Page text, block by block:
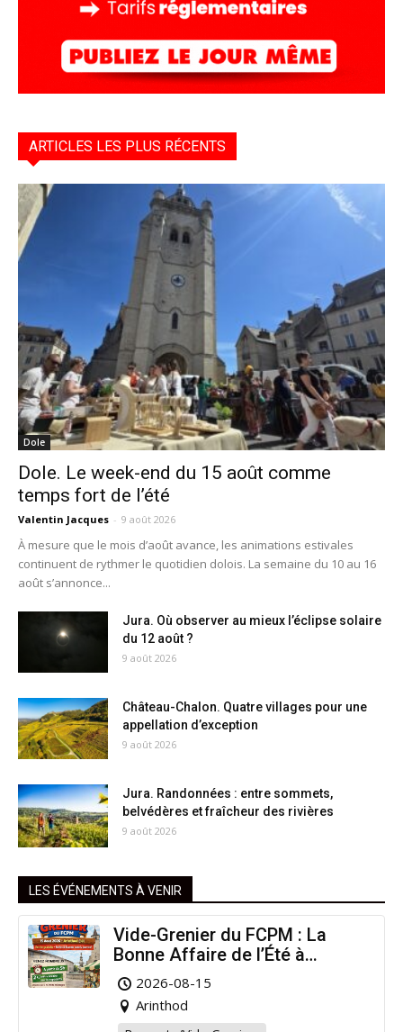
ARTICLES LES PLUS RÉCENTS
Dole
Dole. Le week-end du 15 août comme
temps fort de l’été
Valentin Jacques - 9 août 2026
À mesure que le mois d’août avance, les animations estivales
continuent de rythmer le quotidien dolois. La semaine du 10 au 16
août s’annonce...
Jura. Où observer au mieux l’éclipse solaire
du 12 août ?
9 août 2026
Château-Chalon. Quatre villages pour une
appellation d’exception
9 août 2026
Jura. Randonnées : entre sommets,
belvédères et fraîcheur des rivières
9 août 2026
LES ÉVÉNEMENTS À VENIR
Vide-Grenier du FCPM : La
Bonne Affaire de l’Été à
Arinthod !
2026-08-15
Arinthod